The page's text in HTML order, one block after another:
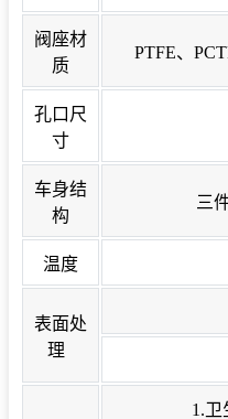
阀座材
质
PTFE、
孔口尺
寸
车身结
构
三
温度
表面处
理
1.